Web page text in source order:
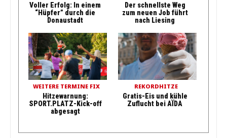
Voller Erfolg: In einem
“Hüpfer” durch die
Donaustadt
Der schnellste Weg
zum neuen Job führt
nach Liesing
WEITERE TERMINE FIX
Hitzewarnung:
SPORT.PLATZ-Kick-off
abgesagt
REKORDHITZE
Gratis-Eis und kühle
Zuflucht bei AÏDA